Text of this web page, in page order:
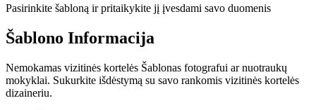
Pasirinkite šabloną ir pritaikykite jį įvesdami savo duomenis
Šablono Informacija
Nemokamas vizitinės kortelės Šablonas fotografui ar nuotraukų
mokyklai. Sukurkite išdėstymą su savo rankomis vizitinės kortelės
dizaineriu.